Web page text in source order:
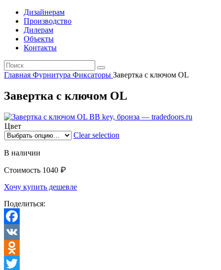
Дизайнерам
Производство
Дилерам
Объекты
Контакты
Главная Фурнитура Фиксаторы Завертка с ключом OL
Завертка с ключом OL
Цвет
Clear selection
В наличии
Стоимость 1040 ₽
Хочу купить дешевле
Поделиться:
Facebook
VK
Odnoklassniki